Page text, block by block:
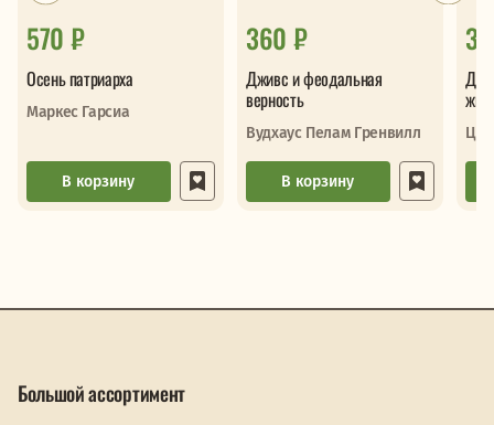
570 ₽
Осень патриарха
Маркес Гарсиа
В корзину
360 ₽
Дживс и феодальная
верность
Вудхаус Пелам Гренвилл
В корзину
Большой ассортимент